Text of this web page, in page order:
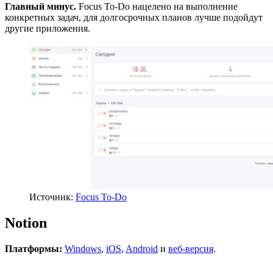
Главный минус. Focus To-Do нацелено на выполнение
конкретных задач, для долгосрочных планов лучше подойдут
другие приложения.
Источник: Focus To-Do
Notion
Платформы: Windows, iOS, Android и веб-версия.